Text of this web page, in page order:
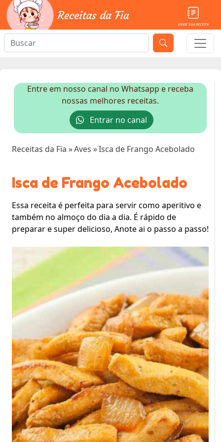
ENVIE SUA RECEITA
Entre em nosso canal no Whatsapp e receba
nossas melhores receitas.
Entrar no canal
Receitas da Fia »Aves »Isca de Frango Acebolado
Isca de Frango Acebolado
Essa receita é perfeita para servir como aperitivo e
também no almoço do dia a dia. É rápido de
preparar e super delicioso, Anote ai o passo a passo!